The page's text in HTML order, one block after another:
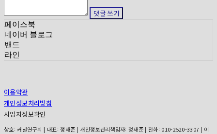
댓글 쓰기
페이스북
네이버 블로그
밴드
라인
이용약관
개인정보처리방침
사업자정보확인
상호: 커널연구회 | 대표: 정재준 | 개인정보관리책임자: 정재준 | 전화: 010-2520-3307 | 이